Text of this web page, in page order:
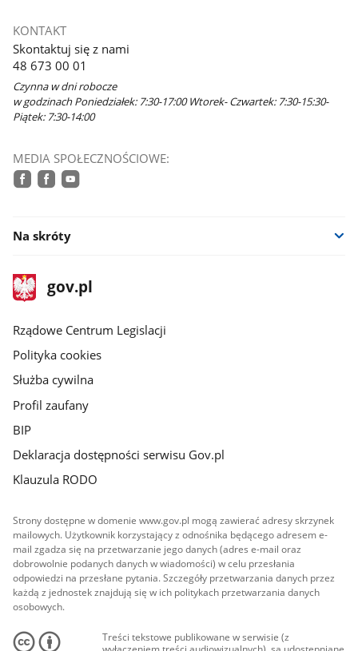
KONTAKT
Skontaktuj się z nami
48 673 00 01
Czynna w dni robocze
w godzinach Poniedziałek: 7:30-17:00 Wtorek- Czwartek: 7:30-15:30-
Piątek: 7:30-14:00
MEDIA SPOŁECZNOŚCIOWE:
Na skróty
stopka
gov.plStrona
gov.pl
Rządowe Centrum Legislacji
Polityka cookies
Służba cywilna
Profil zaufany
BIP
Deklaracja dostępności serwisu Gov.pl
Klauzula RODO
Strony dostępne w domenie www.gov.pl mogą zawierać adresy skrzynek
mailowych. Użytkownik korzystający z odnośnika będącego adresem e-
mail zgadza się na przetwarzanie jego danych (adres e-mail oraz
dobrowolnie podanych danych w wiadomości) w celu przesłania
odpowiedzi na przesłane pytania. Szczegóły przetwarzania danych przez
każdą z jednostek znajdują się w ich politykach przetwarzania danych
osobowych.
Treści tekstowe publikowane w serwisie (z